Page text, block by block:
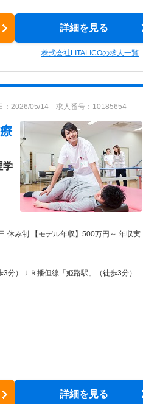
詳細を見る
株式会社LITALICOの求人一覧
：2026/05/14 求人番号：10185654
学
休み制 【モデル年収】 500万円～ 年収実
分）ＪＲ播但線「姫路駅」（徒歩3分）
詳細を見る